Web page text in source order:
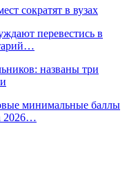
сократят в вузах
перевестись в
названы три
минимальные баллы
2026…